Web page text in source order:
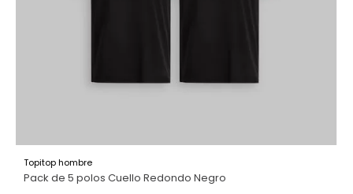
Topitop hombre
Pack de 5 polos Cuello Redondo Negro